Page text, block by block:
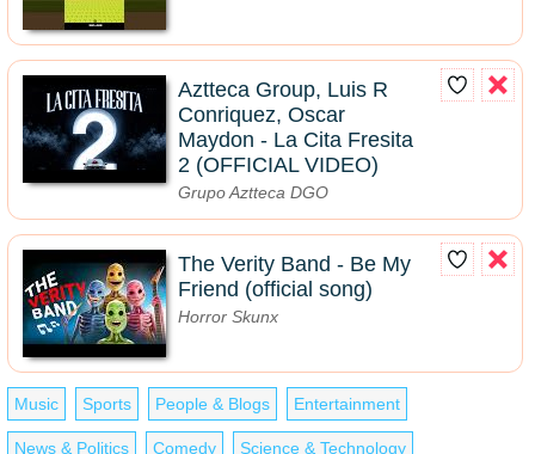
Aztteca Group, Luis R
Conriquez, Oscar
Maydon - La Cita Fresita
2 (OFFICIAL VIDEO)
Grupo Aztteca DGO
The Verity Band - Be My
Friend (official song)
Horror Skunx
Music Sports People & Blogs Entertainment
News & Politics Comedy Science & Technology